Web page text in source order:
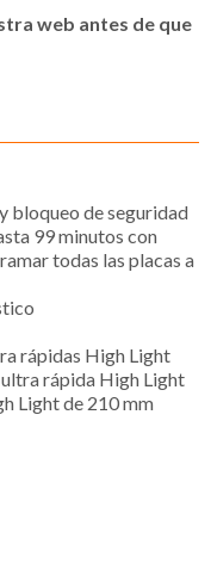
web antes de que
bloqueo de seguridad
99 minutos con
todas las placas a
rápidas High Light
rápida High Light
Light de 210 mm